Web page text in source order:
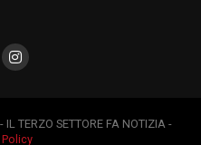
TERZO SETTORE FA NOTIZIA -